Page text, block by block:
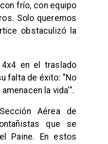
frío, con equipo
Solo queremos
obstaculizó la
en el traslado
falta de éxito: "No
la vida'".
Aérea de
que se
Paine. En estos